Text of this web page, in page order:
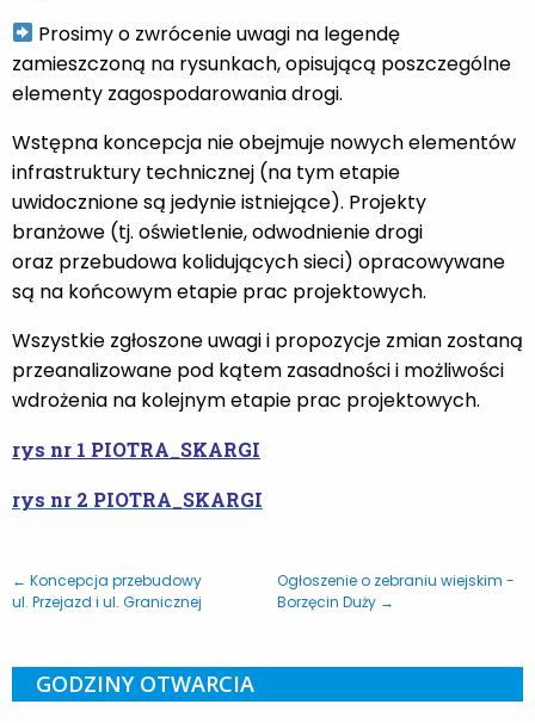
Prosimy o zwrócenie uwagi na legendę
zamieszczoną na rysunkach, opisującą poszczególne
elementy zagospodarowania drogi.
Wstępna koncepcja nie obejmuje nowych elementów
infrastruktury technicznej (na tym etapie
uwidocznione są jedynie istniejące). Projekty
branżowe (tj. oświetlenie, odwodnienie drogi
oraz przebudowa kolidujących sieci) opracowywane
są na końcowym etapie prac projektowych.
Wszystkie zgłoszone uwagi i propozycje zmian zostaną
przeanalizowane pod kątem zasadności i możliwości
wdrożenia na kolejnym etapie prac projektowych.
rys nr 1 PIOTRA_SKARGI
rys nr 2 PIOTRA_SKARGI
← Koncepcja przebudowy
ul. Przejazd i ul. Granicznej
Ogłoszenie o zebraniu wiejskim -
Borzęcin Duży →
GODZINY OTWARCIA